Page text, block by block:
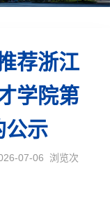
荐浙江
学院第
公示
07-06 浏览次